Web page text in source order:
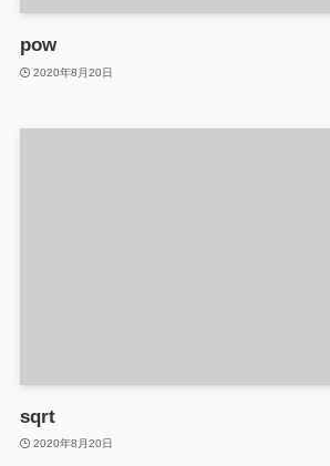
pow
2020年8月20日
sqrt
2020年8月20日